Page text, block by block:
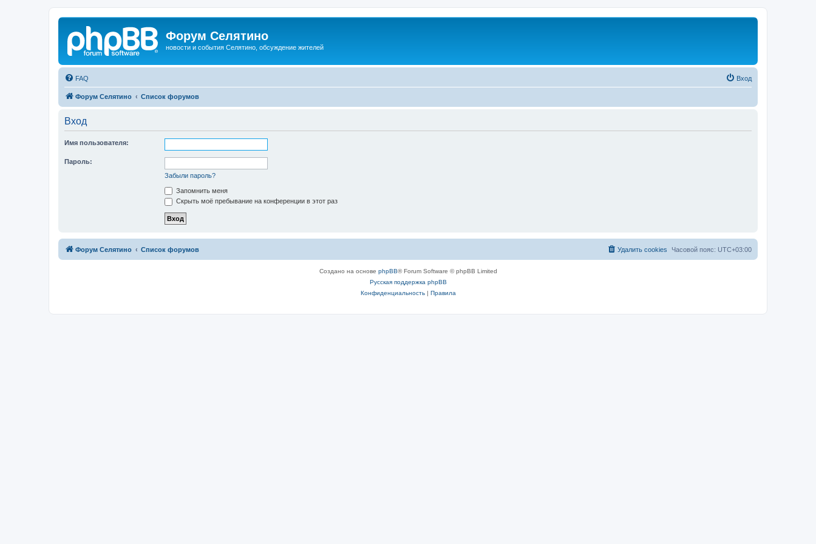
Форум Селятино
новости и события Селятино, обсуждение жителей
FAQ Вход
Форум Селятино Список форумов
Вход
Имя пользователя:
Пароль:
Забыли пароль?
Запомнить меня
Скрыть моё пребывание на конференции в этот раз
Форум Селятино Список форумов Часовой пояс: UTC+03:00
Удалить cookies
Создано на основе phpBB® Forum Software © phpBB Limited
Русская поддержка phpBB
Конфиденциальность| Правила